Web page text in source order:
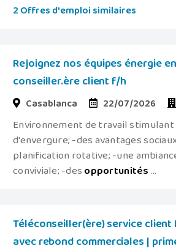
2 Offres d'emploi similaires
Rejoignez nos équipes énergie
conseiller.ère client f/h
Casablanca 22/07/2026
Environnement de travail
d'envergure; -des avantages
planification rotative; -une
conviviale; -desopportunités ...
Téléconseiller(ère) service
avec rebond commerciales |